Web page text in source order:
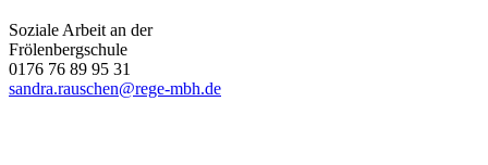
Soziale Arbeit an der
Frölenbergschule
0176 76 89 95 31
sandra.rauschen@rege-mbh.de